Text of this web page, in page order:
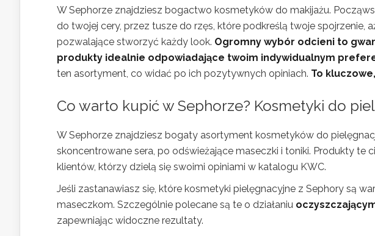
W Sephorze znajdziesz bogactwo kosmetyków do makijażu.
do twojej cery, przez tusze do rzęs, które podkreślą twoje spojrzenie,
pozwalające stworzyć każdy look. Ogromny wybór odcieni to
produkty idealnie odpowiadające twoim indywidualnym
ten asortyment, co widać po ich pozytywnych opiniach. To
Co warto kupić w Sephorze? Kosmetyki do
W Sephorze znajdziesz bogaty asortyment kosmetyków do
skoncentrowane sera, po odświeżające maseczki i toniki. Produkty te
klientów, którzy dzielą się swoimi opiniami w katalogu KWC.
Jeśli zastanawiasz się, które kosmetyki pielęgnacyjne z Sephory są
maseczkom. Szczególnie polecane są te o działaniu
zapewniając widoczne rezultaty.